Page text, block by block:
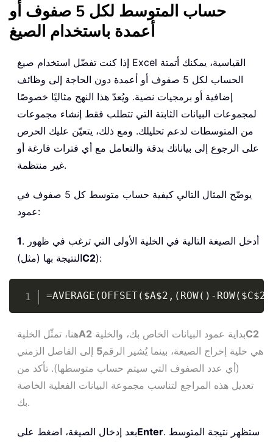
حساب المتوسط لكل 5 صفوف أو
أعمدة باستخدام الصيغ
إذا كنت تفضّل استخدام صيغ Excel القياسية، يمكنك أتمتة
الحساب لكل 5 صفوف أو أعمدة دون الحاجة إلى وظائف
إضافية أو برمجيات نصية. ويُعدّ هذا النهج مثاليًا خصوصًا
لمجموعات البيانات الثابتة التي تتطلب فقط إنشاء مجموعات
من المتوسطات لدعم تحليلك. ومع ذلك، يتعيّن عليك الحرص
على الرجوع إلى بياناتك بدقة والتعامل مع أي فترات فارغة أو
غير منتظمة.
يوضّح المثال التالي كيفية حساب متوسط كل 5 صفوف في
عمود:
1. أدخل الصيغة التالية في الخلية الأولى التي ترغب في ظهور
النتيجة بها (مثل)C2):
=AVERAGE(OFFSET($A$2,(ROW()-Copy
هنا، تمثّل الخليةA2 بداية عمود البيانات الخاص بك، والخليةC2
هي خلية إخراج الصيغة، بينما يُشير الرقم5 إلى الفاصل الزمني
(أي عدد الصفوف التي سيتم حساب متوسطها). تأكد من
تعديل هذه المراجع لتناسب مجموعة البيانات الفعلية الخاصة
بك.
بعد إدخال الصيغة، اضغط علىEnter. ستظهر نتيجة المتوسط